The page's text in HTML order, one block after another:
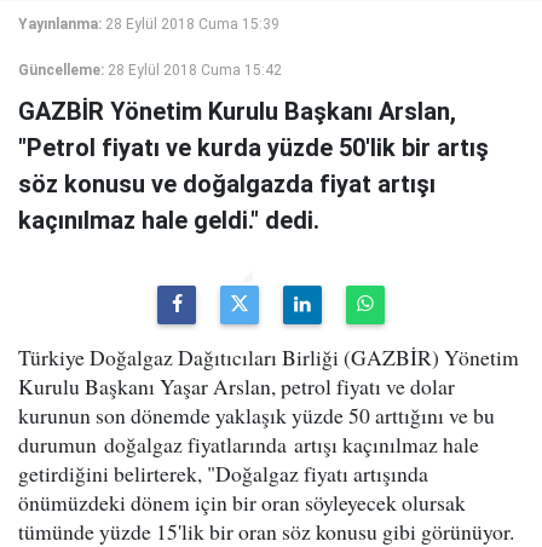
Yayınlanma: 28 Eylül 2018 Cuma 15:39
Güncelleme: 28 Eylül 2018 Cuma 15:42
GAZBİR Yönetim Kurulu Başkanı Arslan,
"Petrol fiyatı ve kurda yüzde 50'lik bir artış
söz konusu ve doğalgazda fiyat artışı
kaçınılmaz hale geldi." dedi.
Türkiye Doğalgaz Dağıtıcıları Birliği (GAZBİR) Yönetim
Kurulu Başkanı Yaşar Arslan, petrol fiyatı ve dolar
kurunun son dönemde yaklaşık yüzde 50 arttığını ve bu
durumun doğalgaz fiyatlarında artışı kaçınılmaz hale
getirdiğini belirterek, "Doğalgaz fiyatı artışında
önümüzdeki dönem için bir oran söyleyecek olursak
tümünde yüzde 15'lik bir oran söz konusu gibi görünüyor.